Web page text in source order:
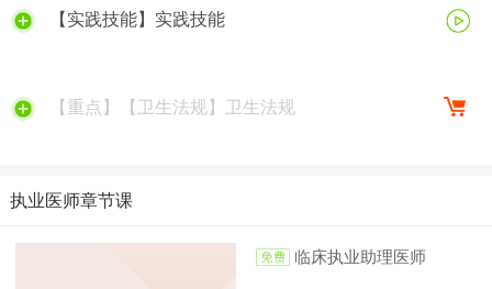
【实践技能】实践技能
【重点】【卫生法规】卫生法规
执业医师章节课
临床执业助理医师